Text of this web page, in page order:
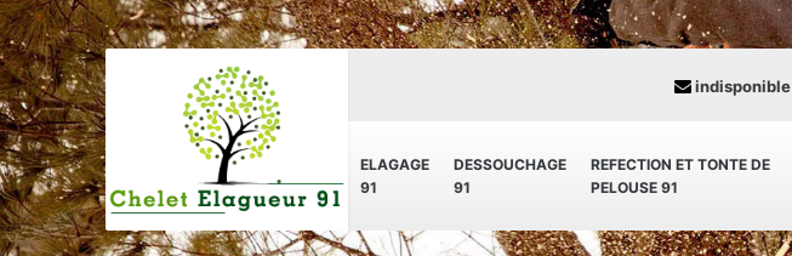
ELAGAGE
91
DESSOUCHAGE
91
REFECTION ET TONTE DE
PELOUSE 91
indisponible